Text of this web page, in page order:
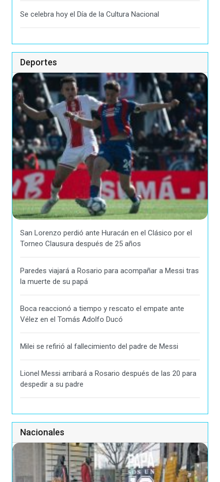
Se celebra hoy el Día de la Cultura Nacional
Deportes
San Lorenzo perdió ante Huracán en el Clásico por el
Torneo Clausura después de 25 años
Paredes viajará a Rosario para acompañar a Messi tras
la muerte de su papá
Boca reaccionó a tiempo y rescato el empate ante
Vélez en el Tomás Adolfo Ducó
Milei se refirió al fallecimiento del padre de Messi
Lionel Messi arribará a Rosario después de las 20 para
despedir a su padre
Nacionales